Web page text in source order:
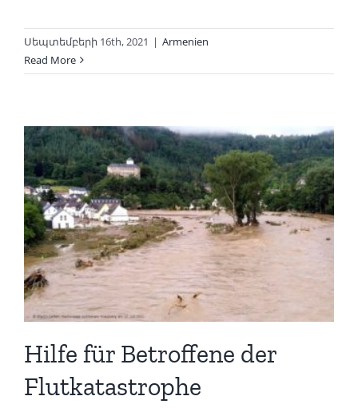
Սեպտեմբերի 16th, 2021 | Armenien
Read More
Hilfe für Betroffene der
Flutkatastrophe